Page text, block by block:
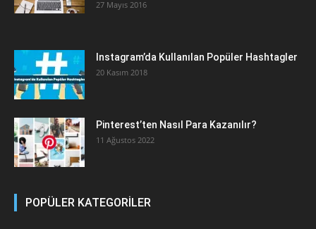
27 Mayıs 2016
Instagram’da Kullanılan Popüler Hashtagler
20 Kasım 2018
Pinterest’ten Nasıl Para Kazanılır?
11 Ağustos 2022
POPÜLER KATEGORİLER